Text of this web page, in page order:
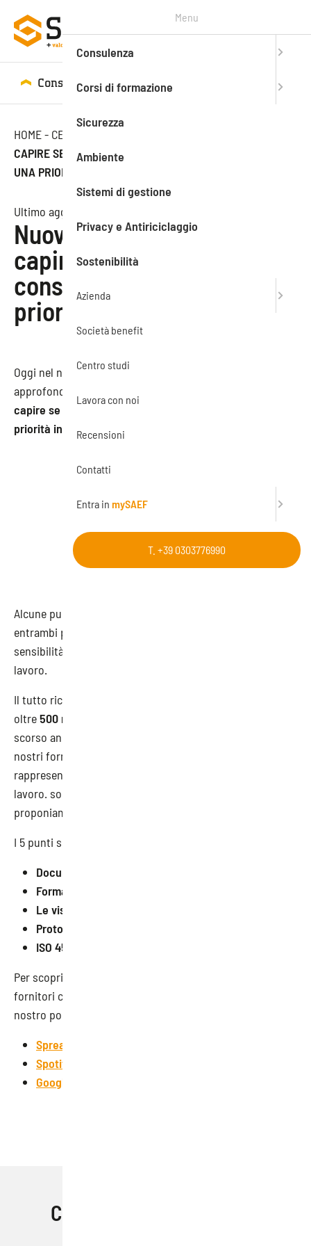
Consulenza Corsi di formazione
HOME- CENTRO STUDI
CAPIRE SE IL TUO FORNITORE CONSIDERA LA SICUREZZA
UNA PRIORITÀ
Ultimo aggiornamento: 13.04.2021
Nuovo podcast: come
capire se il tuo fornitore
considera la sicurezza una
priorità
Oggi nel nostro podcast
approfondire un argomento molto importante: c
capire se i tuoi fornitori considerano la sicurezza una
priorità in 5 punti chiave!
Alcune punti sono obbligatori, altri sono facoltativi, ma
entrambi possono farci comprendere esattamente la
sensibilità del fornitore sulle tematiche della sicurezza sul
lavoro.
Il tutto ricordando che ogni anno in Italia si verificano
oltre500 mila infortuni sul lavoro
scorso anno hanno avuto esito mortale. Verificare che i
nostri fornitori siano in regola in questo ambito
rappresenta una garanzia per noi e per l’intero sistema del
lavoro. sono cinque gli elementi di verifica che vi
proponiamo.
I 5 punti sono:
Documento di valutazione dei rischi
Formazione dei lavoratori e la definizione dei ruoli
Le visite mediche periodiche
Protocollo covid anticontagio
ISO 45001.
Per scoprire subito
fornitori considerano la sicurezza una priorità ascolta il
nostro podcast disponibile su:
Spreaker
Spotify
Google Podcast
Condividi questo articolo
Menu
Consulenza
Corsi di formazione
Sicurezza
Ambiente
Sistemi di gestione
Privacy e Antiriciclaggio
Sostenibilità
Azienda
Società benefit
Centro studi
Lavora con noi
Recensioni
Contatti
Entra in mySAEF
T. +39 0303776990